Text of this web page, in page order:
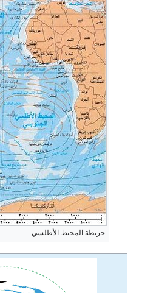
خريطة المحيط الأطلسي